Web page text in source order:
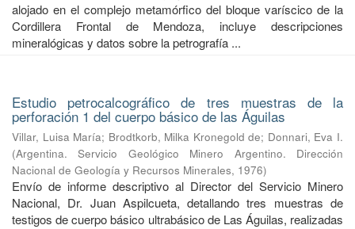
alojado en el complejo metamórfico del bloque varíscico de la
Cordillera Frontal de Mendoza, incluye descripciones
mineralógicas y datos sobre la petrografía ...
Estudio petrocalcográfico de tres muestras de la
perforación 1 del cuerpo básico de las Águilas
Villar, Luisa María; Brodtkorb, Milka Kronegold de; Donnari, Eva I.
(Argentina. Servicio Geológico Minero Argentino. Dirección
Nacional de Geología y Recursos Minerales, 1976)
Envío de informe descriptivo al Director del Servicio Minero
Nacional, Dr. Juan Aspilcueta, detallando tres muestras de
testigos de cuerpo básico ultrabásico de Las Águilas, realizadas